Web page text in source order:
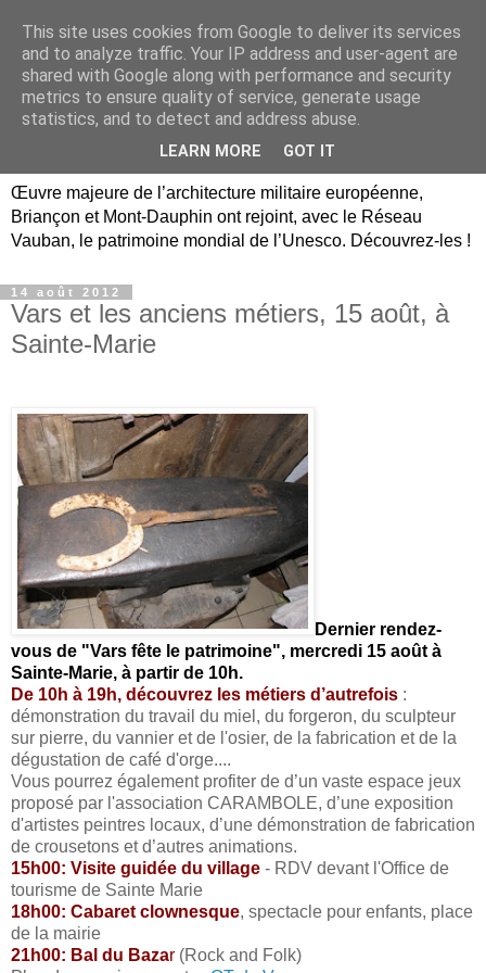
Briançon, Mont-Dauphin,
Vauban Unesco Hautes-
Œuvre majeure de l’architecture militaire européenne,
Briançon et Mont-Dauphin ont rejoint, avec le Réseau
Vauban, le patrimoine mondial de l’Unesco. Découvrez-les !
14 août 2012
Vars et les anciens métiers, 15 août, à
Sainte-Marie
Dernier rendez-
vous de "Vars fête le patrimoine", mercredi 15 août à
Sainte-Marie, à partir de 10h.
De 10h à 19h, découvrez les métiers d’autrefois :
démonstration du travail du miel, du forgeron, du sculpteur
sur pierre, du vannier et de l'osier, de la fabrication et de la
dégustation de café d'orge....
Vous pourrez également profiter de d’un vaste espace jeux
proposé par l'association CARAMBOLE, d’une exposition
d'artistes peintres locaux, d’une démonstration de fabrication
de crousetons et d’autres animations.
15h00: Visite guidée du village - RDV devant l'Office de
tourisme de Sainte Marie
18h00: Cabaret clownesque, spectacle pour enfants, p lace
de la mairie
21h00: Bal du Bazar (Rock and Folk)
This site uses cookies from Google to deliver its services
and to analyze traffic. Your IP address and user-agent are
shared with Google along with performance and security
metrics to ensure quality of service, generate usage
statistics, and to detect and address abuse.
LEARN MORE GOT IT